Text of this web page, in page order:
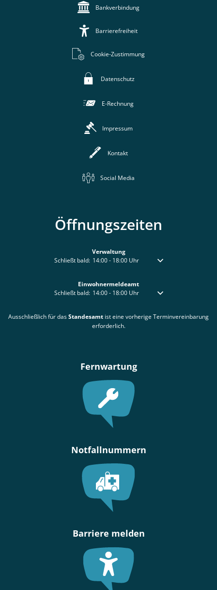
Bankverbindung
Barrierefreiheit
Cookie-Zustimmung
Datenschutz
E-Rechnung
Impressum
Kontakt
Social Media
Öffnungszeiten
Verwaltung
Klicken, um weitere Öffnungs- oder Schließzeiten
Schließt bald: 14:00- 18:00Uhr Von 14:00 bis 18:00 Uhr
Einwohnermeldeamt
Klicken, um weitere Öffnungs- oder Schließzeiten
Schließt bald: 14:00- 18:00Uhr Von 14:00 bis 18:00 Uhr
Ausschließlich für dasStandesamt ist eine vorherige Terminvereinbarung
erforderlich.
Fernwartung
Notfallnummern
Barriere melden